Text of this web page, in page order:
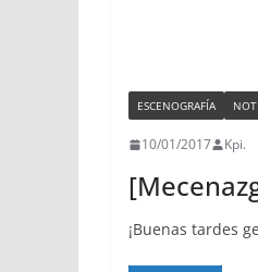
ESCENOGRAFÍA
10/01/2017 Kpi.
¡Buenas tardes